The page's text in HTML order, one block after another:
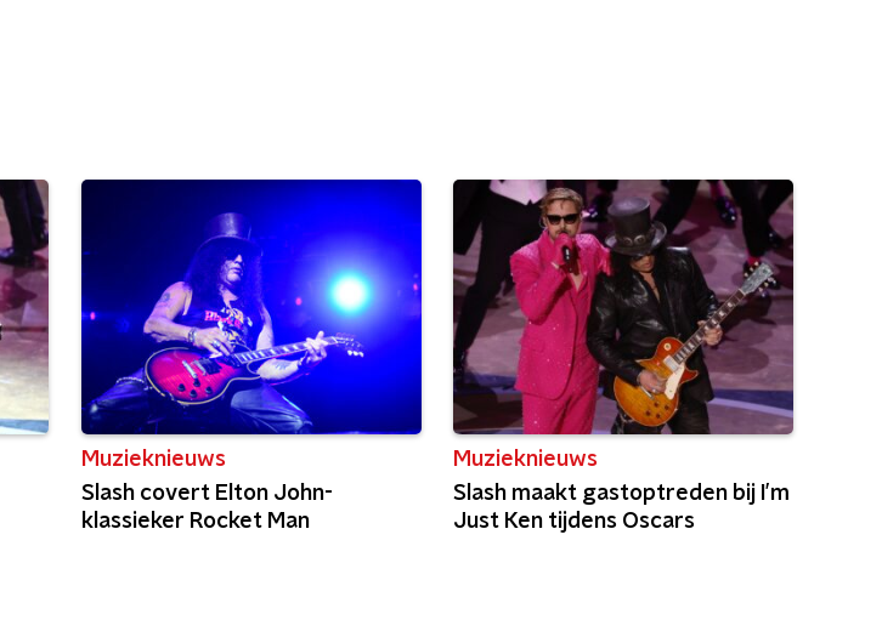
Muzieknieuws
Slash covert Elton John-
klassieker Rocket Man
Muzieknieuws
Slash maakt gastoptreden bij I’m
Just Ken tijdens Oscars